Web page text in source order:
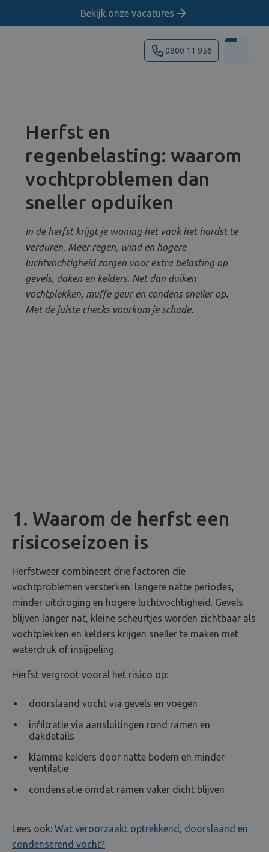
Bekijk onze vacatures
0800 11 956
Herfst en
regenbelasting: waarom
vochtproblemen dan
sneller opduiken
In de herfst krijgt je woning het vaak het hardst te
verduren. Meer regen, wind en hogere
luchtvochtigheid zorgen voor extra belasting op
gevels, daken en kelders. Net dan duiken
vochtplekken, muffe geur en condens sneller op.
Met de juiste checks voorkom je schade.
1. Waarom de herfst een
risicoseizoen is
Herfstweer combineert drie factoren die
vochtproblemen versterken: langere natte periodes,
minder uitdroging en hogere luchtvochtigheid. Gevels
blijven langer nat, kleine scheurtjes worden zichtbaar als
vochtplekken en kelders krijgen sneller te maken met
waterdruk of insijpeling.
Herfst vergroot vooral het risico op:
doorslaand vocht via gevels en voegen
infiltratie via aansluitingen rond ramen en
dakdetails
klamme kelders door natte bodem en minder
ventilatie
condensatie omdat ramen vaker dicht blijven
Lees ook: Wat veroorzaakt optrekkend, doorslaand en
condenserend vocht?